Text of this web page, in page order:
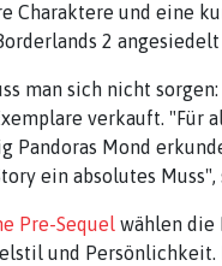
Charaktere und eine
2
man sich nicht
verkauft. "Für
Pandoras Mond
ein absolutes
Pre-Sequel wählen die
und Persönlichkeit.